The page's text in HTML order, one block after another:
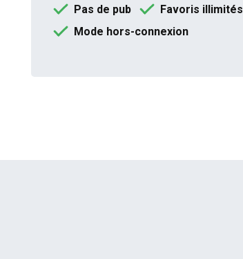
Pas de pub
Favoris illimités
Mode hors-connexion